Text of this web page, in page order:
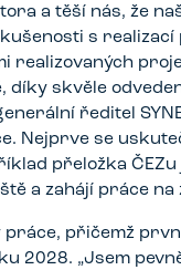
a těší nás, že
s
realizovaných
díky skvěle
ředitel
Nejprve se
přeložka
a zahájí práce na
přičemž
2028. „Jsem